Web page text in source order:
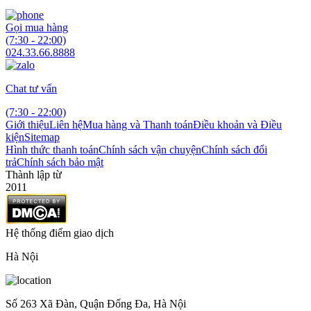
Gọi mua hàng
(7:30 - 22:00)
024.33.66.8888
Chat tư vấn
(7:30 - 22:00)
Giới thiệuLiên hệMua hàng và Thanh toánĐiều khoản và Điều
kiệnSitemap
Hình thức thanh toánChính sách vận chuyệnChính sách đổi
trảChính sách bảo mật
Thành lập từ
2011
Hệ thống điểm giao dịch
Hà Nội
Số 263 Xã Đàn, Quận Đống Đa, Hà Nội